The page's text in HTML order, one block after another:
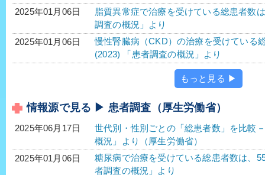
2025年01月06日
脂質異常症で治療を受けている総患者数
調査の概況」より
2025年01月06日
慢性腎臓病（CKD）の治療を受けてい
(2023) 「患者調査の概況」より
もっと見る ▶
情報源で見る ▶ 患者調査（厚生労働省）
2025年06月17日
世代別・性別ごとの「総患者数」を比較
概況」より（厚生労働省）
2025年01月06日
糖尿病で治療を受けている総患者数は
者調査の概況」より